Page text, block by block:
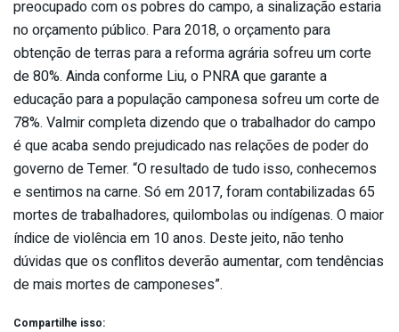
preocupado com os pobres do campo, a sinalização estaria
no orçamento público. Para 2018, o orçamento para
obtenção de terras para a reforma agrária sofreu um corte
de 80%. Ainda conforme Liu, o PNRA que garante a
educação para a população camponesa sofreu um corte de
78%. Valmir completa dizendo que o trabalhador do campo
é que acaba sendo prejudicado nas relações de poder do
governo de Temer. “O resultado de tudo isso, conhecemos
e sentimos na carne. Só em 2017, foram contabilizadas 65
mortes de trabalhadores, quilombolas ou indígenas. O maior
índice de violência em 10 anos. Deste jeito, não tenho
dúvidas que os conflitos deverão aumentar, com tendências
de mais mortes de camponeses”.
Compartilhe isso: